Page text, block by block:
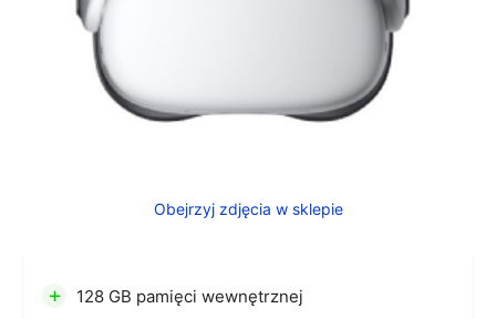
Obejrzyj zdjęcia w sklepie
+ 128 GB pamięci wewnętrznej